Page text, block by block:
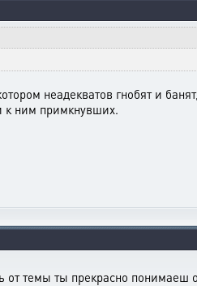
неадекватов гнобят и
к ним примкнувших.
от темы ты прекрасно понимаеш